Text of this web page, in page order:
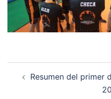
Resumen del primer